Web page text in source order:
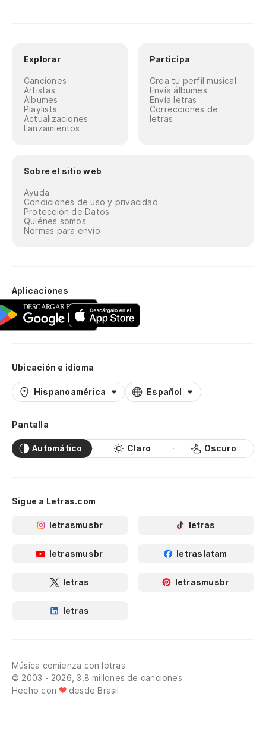
Explorar
Canciones
Artistas
Álbumes
Playlists
Actualizaciones
Lanzamientos
Participa
Crea tu perfil musical
Envía álbumes
Envía letras
Correcciones de
letras
Sobre el sitio web
Ayuda
Condiciones de uso y privacidad
Protección de Datos
Quiénes somos
Normas para envío
Aplicaciones
Ubicación e idioma
Hispanoamérica Español
Pantalla
Automático Claro Oscuro
Sigue a Letras.com
letrasmusbr letras
letrasmusbr letraslatam
letras letrasmusbr
letras
Música comienza con letras
© 2003 - 2026, 3.8 millones de canciones
Hecho con
desde Brasil